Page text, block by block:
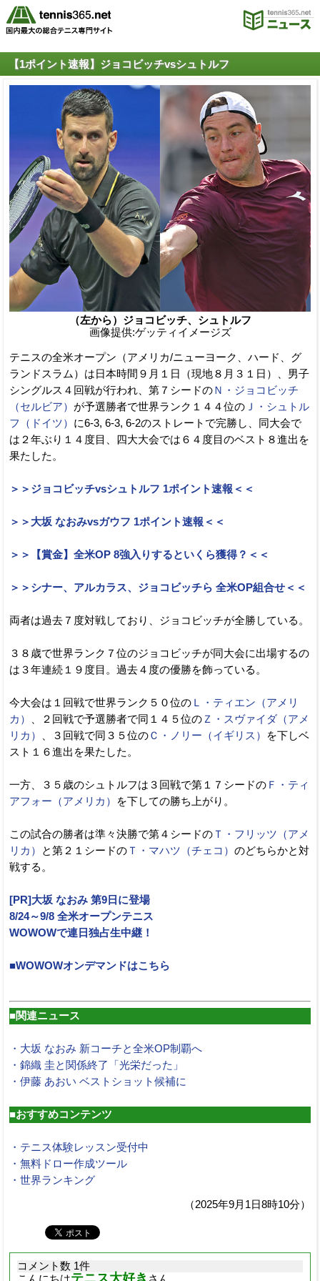
【1ポイント速報】ジョコビッチvsシュトルフ
（左から）ジョコビッチ、シュトルフ
画像提供:ゲッティイメージズ
テニスの全米オープン（アメリカ/ニューヨーク、ハード、グ
ランドスラム）は日本時間９月１日（現地８月３１日）、男子
シングルス４回戦が行われ、第７シードのＮ・ジョコビッチ
（セルビア） が予選勝者で世界ランク１４４位の Ｊ・シュトル
フ（ドイツ） に6-3, 6-3, 6-2のストレートで完勝し、同大会で
は２年ぶり１４度目、四大大会では６４度目のベスト８進出を
果たした。
＞＞ジョコビッチvsシュトルフ 1ポイント速報＜＜
＞＞大坂 なおみvsガウフ 1ポイント速報＜＜
＞＞【賞金】全米OP 8強入りするといくら獲得？＜＜
＞＞シナー、アルカラス、ジョコビッチら 全米OP組合せ＜＜
両者は過去７度対戦しており、ジョコビッチが全勝している。
３８歳で世界ランク７位のジョコビッチが同大会に出場するの
は３年連続１９度目。過去４度の優勝を飾っている。
今大会は１回戦で世界ランク５０位の Ｌ・ティエン（アメリ
カ）
、２回戦で予選勝者で同１４５位の Ｚ・スヴァイダ（アメ
リカ）
、３回戦で同３５位のＣ・ノリー（イギリス）
を下しベ
スト１６進出を果たした。
一方、３５歳のシュトルフは３回戦で第１７シードの Ｆ・ティ
アフォー（アメリカ）
を下しての勝ち上がり。
この試合の勝者は準々決勝で第４シードの Ｔ・フリッツ（アメ
リカ）
と第２１シードの Ｔ・マハツ（チェコ） のどちらかと対
戦する。
[PR]大坂 なおみ 第9日に登場
8/24～9/8 全米オープンテニス
WOWOWで連日独占生中継！
■WOWOWオンデマンドはこちら
■関連ニュース
・大坂 なおみ 新コーチと全米OP制覇へ
・錦織 圭と関係終了「光栄だった」
・伊藤 あおい ベストショット候補に
■おすすめコンテンツ
・テニス体験レッスン受付中
・無料ドロー作成ツール
・世界ランキング
（2025年9月1日8時10分）
コメント数 1件
テニス大好き